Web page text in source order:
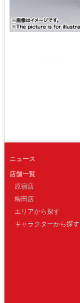
ニュース
店舗一覧
原宿店
梅田店
エリアから探す
キャラクターから探す